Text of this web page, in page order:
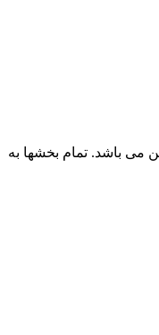
و وال سکشن می باشد. تمام بخشها به